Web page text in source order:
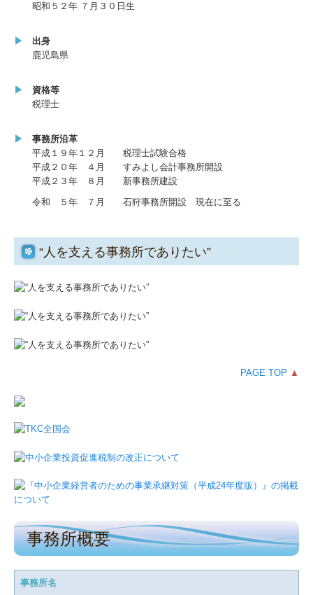
昭和５２年 ７月３０日生
▶ 出身
鹿児島県
▶ 資格等
税理士
▶ 事務所沿革
平成１９年１２月 税理士試験合格
平成２０年 ４月 すみよし会計事務所開設
平成２３年 ８月 新事務所建設
令和 ５年 ７月 石狩事務所開設 現在に至る
“人を支える事務所でありたい”
PAGE TOP ▲
事務所概要
事務所名